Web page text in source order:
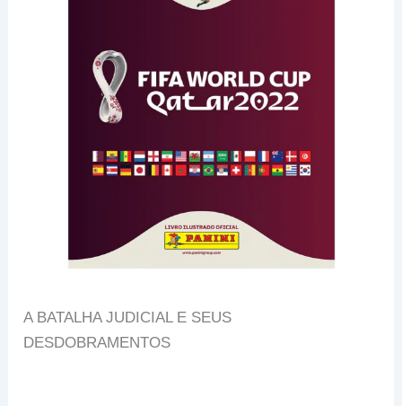
A BATALHA JUDICIAL E SEUS
DESDOBRAMENTOS